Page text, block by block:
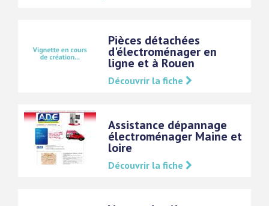
Pièces détachées
d'électroménager en
ligne et à Rouen
Découvrir la fiche
Assistance dépannage
électroménager Maine et
loire
Découvrir la fiche